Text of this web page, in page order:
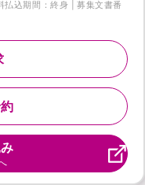
込期間：終身 | 募集文書番